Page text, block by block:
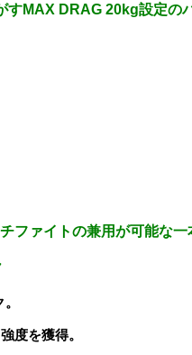
MAX DRAG 20kg設定の
ファイトの兼用が可能な一
度を獲得。